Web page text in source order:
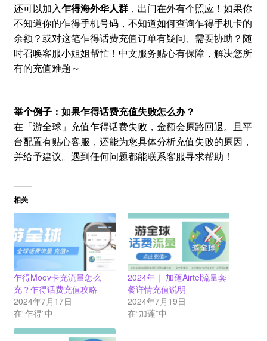
还可以加入乍得海外华人群，出门在外有个照应！如果你
不知道你的乍得手机号码，不知道如何查询乍得手机卡的
余额？或对这笔乍得话费充值订单有疑问、需要协助？随
时召唤客服小姐姐帮忙！中文服务贴心有保障，解决您所
有的充值难题～
举个例子：如果乍得话费充值失败怎么办？
在「游全球」充值乍得话费失败，金额会原路回退。且平
台配置有贴心客服，还能为您具体分析充值失败的原因，
并给予建议。遇到任何问题都能联系客服寻求帮助！
相关
乍得Moov卡充流量怎么
充？乍得话费充值攻略
2024年7月17日
在“乍得”中
2024年｜ 加蓬Airtel流量套
餐详情充值说明
2024年7月19日
在“加蓬”中